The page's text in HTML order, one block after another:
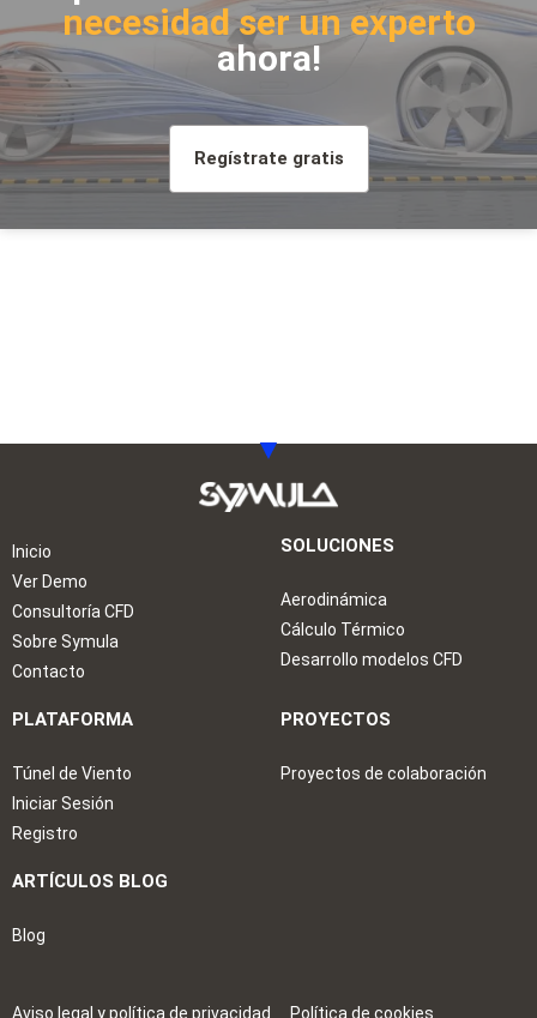
necesidad ser un experto
ahora!
Regístrate gratis
Inicio
Ver Demo
Consultoría CFD
Sobre Symula
Contacto
SOLUCIONES
Aerodinámica
Cálculo Térmico
Desarrollo modelos CFD
PLATAFORMA
Túnel de Viento
Iniciar Sesión
Registro
PROYECTOS
Proyectos de colaboración
ARTÍCULOS BLOG
Blog
Aviso legal y política de privacidad Política de cookies